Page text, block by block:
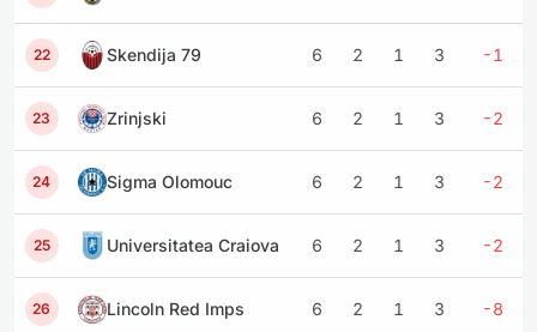
22 Skendija 79 6 2 1 3 -1
23 Zrinjski 6 2 1 3 -2
24 Sigma Olomouc 6 2 1 3 -2
25 Universitatea Craiova 6 2 1 3 -2
26 Lincoln Red Imps 6 2 1 3 -8